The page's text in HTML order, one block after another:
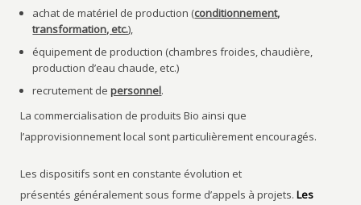
achat de matériel de production (conditionnement,
transformation, etc.),
équipement de production (chambres froides, chaudière,
production d’eau chaude, etc.)
recrutement depersonnel.
La commercialisation de produits Bio ainsi que
l’approvisionnement local sont particulièrement encouragés.
Les dispositifs sont en constante évolution et
présentés généralement sous forme d’appels à projets.Les